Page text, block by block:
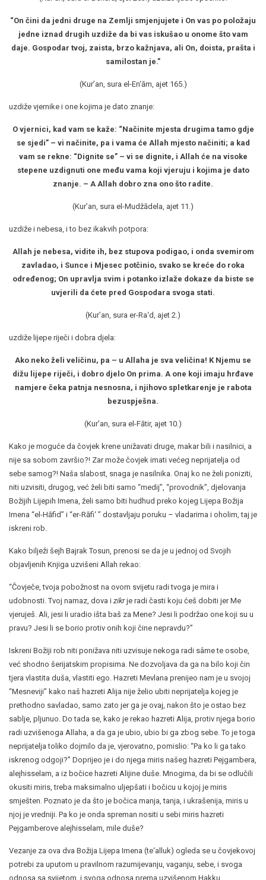
“On čini da jedni druge na Zemlji smjenjujete i On vas po položaju
jedne iznad drugih uzdiže da bi vas iskušao u onome što vam
daje. Gospodar tvoj, zaista, brzo kažnjava, ali On, doista, prašta i
samilostan je.”
(Kur’an, sura el-En‘ām, ajet 165.)
uzdiže vjernike i one kojima je dato znanje:
O vjernici, kad vam se kaže: “Načinite mjesta drugima tamo gdje
se sjedi” – vi načinite, pa i vama će Allah mjesto načiniti; a kad
vam se rekne: “Dignite se” – vi se dignite, i Allah će na visoke
stepene uzdignuti one među vama koji vjeruju i kojima je dato
znanje. – A Allah dobro zna ono što radite.
(Kur’an, sura el-Mudžādela, ajet 11.)
uzdiže i nebesa, i to bez ikakvih potpora:
Allah je nebesa, vidite ih, bez stupova podigao, i onda svemirom
zavladao, i Sunce i Mjesec potčinio, svako se kreće do roka
određenog; On upravlja svim i potanko izlaže dokaze da biste se
uvjerili da ćete pred Gospodara svoga stati.
(Kur’an, sura er-Ra‘d, ajet 2.)
uzdiže lijepe riječi i dobra djela:
Ako neko želi veličinu, pa – u Allaha je sva veličina! K Njemu se
dižu lijepe riječi, i dobro djelo On prima. A one koji imaju hrđave
namjere čeka patnja nesnosna, i njihovo spletkarenje je rabota
bezuspješna.
(Kur’an, sura el-Fātir, ajet 10.)
Kako je moguće da čovjek krene unižavati druge, makar bili i nasilnici, a
nije sa sobom završio?! Zar može čovjek imati većeg neprijatelja od
sebe samog?! Naša slabost, snaga je nasilnika. Onaj ko ne želi poniziti,
niti uzvisiti, drugog, već želi biti samo “medij”, “provodnik”, djelovanja
Božijih Lijepih Imena, želi samo biti hudhud preko kojeg Lijepa Božija
Imena “el-Hāfid” i “er-Rāfi‘ ” dostavljaju poruku – vladarima i oholim, taj je
iskreni rob.
Kako bilježi šejh Bajrak Tosun, prenosi se da je u jednoj od Svojih
objavljenih Knjiga uzvišeni Allah rekao:
“Čovječe, tvoja pobožnost na ovom svijetu radi tvoga je mira i
udobnosti. Tvoj namaz, dova i zikrje radi časti koju ćeš dobiti jer Me
vjeruješ. Ali, jesi li uradio išta baš za Mene? Jesi li podržao one koji su u
pravu? Jesi li se borio protiv onih koji čine nepravdu?”
Iskreni Božiji rob niti ponižava niti uzvisuje nekoga radi sâme te osobe,
već shodno šerijatskim propisima. Ne dozvoljava da ga na bilo koji čin
tjera vlastita duša, vlastiti ego. Hazreti Mevlana prenijeo nam je u svojoj
“Mesneviji” kako naš hazreti Alija nije želio ubiti neprijatelja kojeg je
prethodno savladao, samo zato jer ga je ovaj, nakon što je ostao bez
sablje, pljunuo. Do tada se, kako je rekao hazreti Alija, protiv njega borio
radi uzvišenoga Allaha, a da ga je ubio, ubio bi ga zbog sebe. To je toga
neprijatelja toliko dojmilo da je, vjerovatno, pomislio: “Pa ko li ga tako
iskrenog odgoji?” Doprijeo je i do njega miris našeg hazreti Pejgambera,
alejhisselam, a iz bočice hazreti Alijine duše. Mnogima, da bi se odlučili
okusiti miris, treba maksimalno uljepšati i bočicu u kojoj je miris
smješten. Poznato je da što je bočica manja, tanja, i ukrašenija, miris u
njoj je vredniji. Pa ko je onda spreman nositi u sebi miris hazreti
Pejgamberove alejhisselam, mile duše?
Vezanje za ova dva Božija Lijepa Imena (te‘alluk) ogleda se u čovjekovoj
potrebi za uputom u pravilnom razumijevanju, vaganju, sebe, i svoga
odnosa sa svijetom, i svoga odnosa prema uzvišenom Hakku.